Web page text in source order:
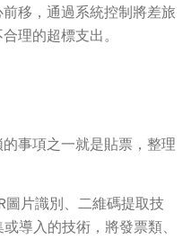
移，通過系統控制將差旅
理的超標支出。
事項之一就是貼票，整理
片識別、二維碼提取技
導入的技術，將發票類、